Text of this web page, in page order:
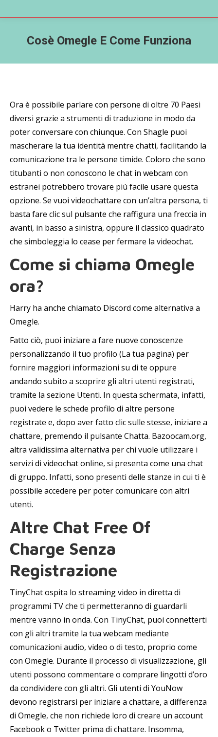
Cosè Omegle E Come Funziona
Ora è possibile parlare con persone di oltre 70 Paesi
diversi grazie a strumenti di traduzione in modo da
poter conversare con chiunque. Con Shagle puoi
mascherare la tua identità mentre chatti, facilitando la
comunicazione tra le persone timide. Coloro che sono
titubanti o non conoscono le chat in webcam con
estranei potrebbero trovare più facile usare questa
opzione. Se vuoi videochattare con un’altra persona, ti
basta fare clic sul pulsante che raffigura una freccia in
avanti, in basso a sinistra, oppure il classico quadrato
che simboleggia lo cease per fermare la videochat.
Come si chiama Omegle
ora?
Harry ha anche chiamato Discord come alternativa a
Omegle.
Fatto ciò, puoi iniziare a fare nuove conoscenze
personalizzando il tuo profilo (La tua pagina) per
fornire maggiori informazioni su di te oppure
andando subito a scoprire gli altri utenti registrati,
tramite la sezione Utenti. In questa schermata, infatti,
puoi vedere le schede profilo di altre persone
registrate e, dopo aver fatto clic sulle stesse, iniziare a
chattare, premendo il pulsante Chatta. Bazoocam.org,
altra validissima alternativa per chi vuole utilizzare i
servizi di videochat online, si presenta come una chat
di gruppo. Infatti, sono presenti delle stanze in cui ti è
possibile accedere per poter comunicare con altri
utenti.
Altre Chat Free Of
Charge Senza
Registrazione
TinyChat ospita lo streaming video in diretta di
programmi TV che ti permetteranno di guardarli
mentre vanno in onda. Con TinyChat, puoi connetterti
con gli altri tramite la tua webcam mediante
comunicazioni audio, video o di testo, proprio come
con Omegle. Durante il processo di visualizzazione, gli
utenti possono commentare o comprare lingotti d’oro
da condividere con gli altri. Gli utenti di YouNow
devono registrarsi per iniziare a chattare, a differenza
di Omegle, che non richiede loro di creare un account
Facebook o Twitter prima di chattare. Insomma,